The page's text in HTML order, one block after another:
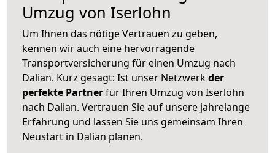
Umzug von Iserlohn
Um Ihnen das nötige Vertrauen zu geben,
kennen wir auch eine hervorragende
Transportversicherung für einen Umzug nach
Dalian. Kurz gesagt: Ist unser Netzwerkder
perfekte Partnerfür Ihren Umzug von Iserlohn
nach Dalian. Vertrauen Sie auf unsere jahrelange
Erfahrung und lassen Sie uns gemeinsam Ihren
Neustart in Dalian planen.